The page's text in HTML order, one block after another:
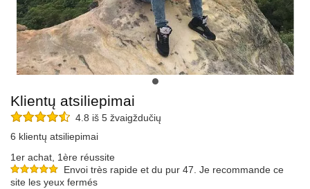
Klientų atsiliepimai
4.8 iš 5 žvaigždučių
6 klientų atsiliepimai
1er achat, 1ère réussite
Envoi très rapide et du pur 47. Je recommande ce
site les yeux fermés